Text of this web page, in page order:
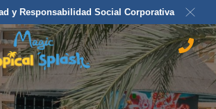
y Responsabilidad Social Corporativa